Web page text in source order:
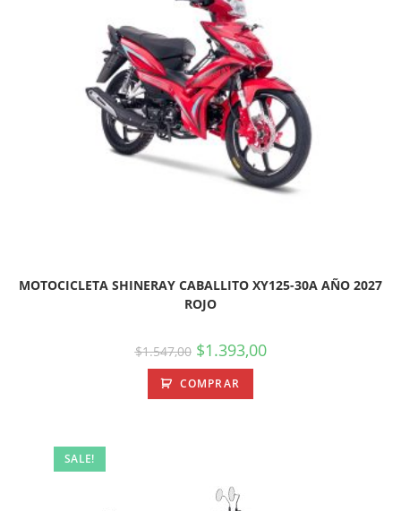
MOTOCICLETA SHINERAY CABALLITO XY125-30A AÑO 2027
ROJO
$1.547,00 $1.393,00
COMPRAR
SALE!